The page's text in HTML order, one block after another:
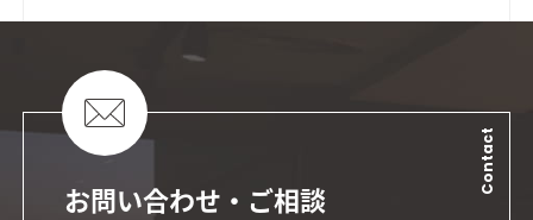
お問い合わせ・ご相談
Contact